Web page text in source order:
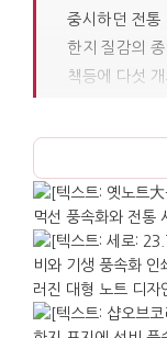
중시하던 전통
한지 질감의
책등에 다섯
흔적을 그대로
구성되어 필
좋으며, 넉넉
관람 기록 등
책상 위에 두
연출하는 것이
활용하거나 책